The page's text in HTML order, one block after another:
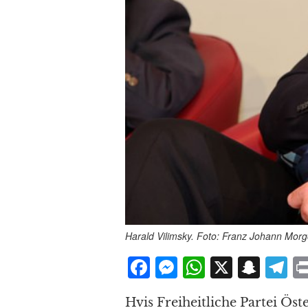
Harald Vilimsky. Foto: Franz Johann
F
a
M
e
W
h
X S
n
T
el
Hvis Freiheitliche Partei